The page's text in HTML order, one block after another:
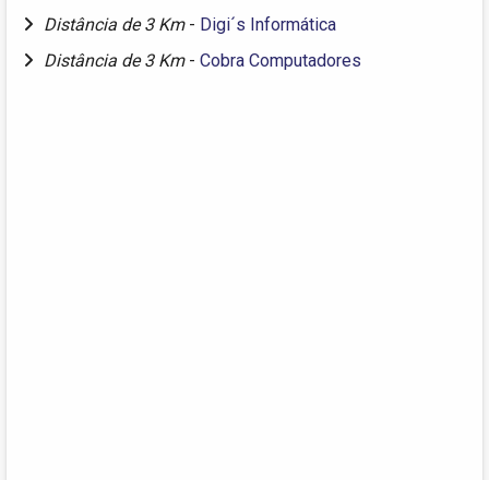
Distância de 3 Km - Digi´s Informática
Distância de 3 Km - Cobra Computadores